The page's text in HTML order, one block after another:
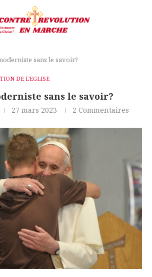
sans le savoir?
DE L'EGLISE
sans le savoir?
27 mars 2023 2 Commentaires